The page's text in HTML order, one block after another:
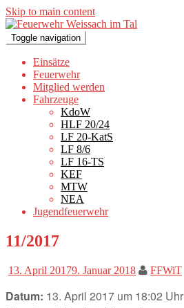
Skip to main content
Toggle navigation
Einsätze
Feuerwehr
Mitglied werden
Fahrzeuge
KdoW
HLF 20/24
LF 20-KatS
LF 8/6
LF 16-TS
KEF
MTW
NEA
Jugendfeuerwehr
11/2017
13. April 20179. Januar 2018 FFWiT
Datum: 13. April 2017 um 18:02 Uhr